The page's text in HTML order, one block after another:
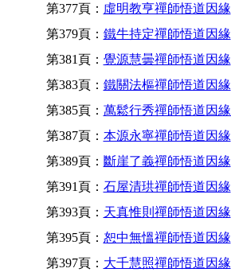
第377頁： 虛明教亨禪師悟道因緣
第379頁： 鐵牛持定禪師悟道因緣
第381頁： 覺源慧曇禪師悟道因緣
第383頁： 鐵關法樞禪師悟道因緣
第385頁： 萬鬆行秀禪師悟道因
第387頁： 本源永寧禪師悟道因緣
第389頁： 斷崖了義禪師悟道因緣
第391頁： 石屋清珙禪師悟道因緣
第393頁： 天真惟則禪師悟道因緣
第395頁： 恕中無慍禪師悟道因緣
第397頁： 大千慧照禪師悟道因緣